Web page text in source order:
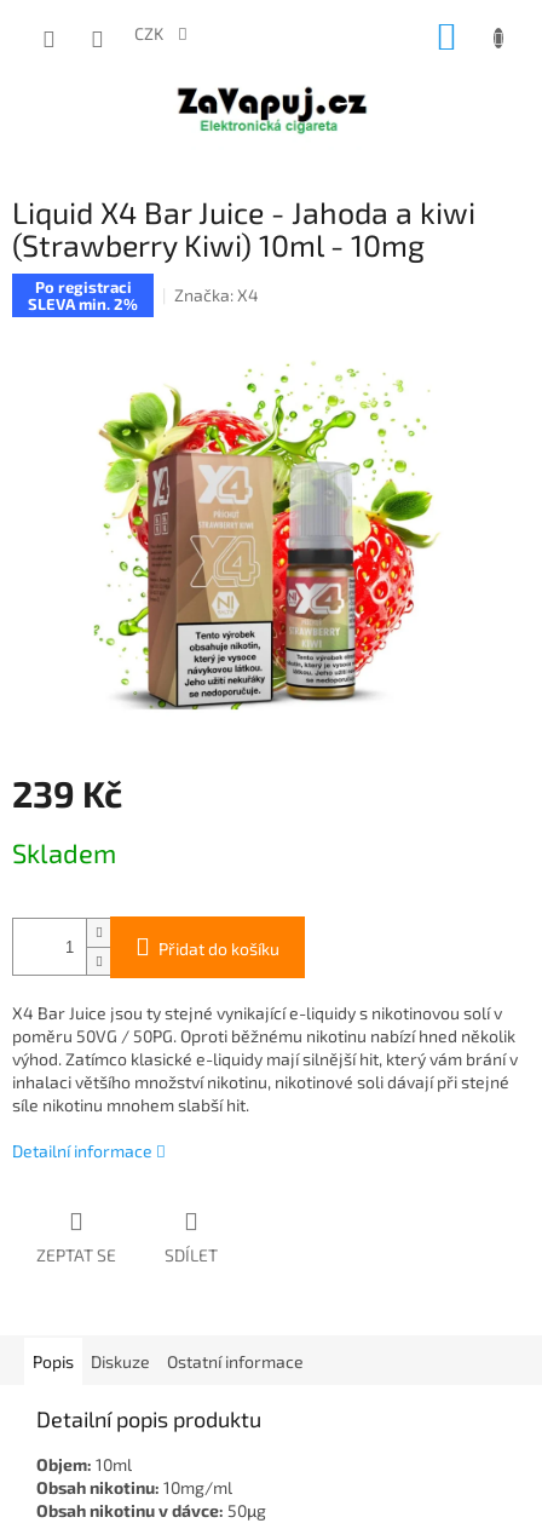
CZK
Liquid X4 Bar Juice - Jahoda a kiwi
(Strawberry Kiwi) 10ml - 10mg
Po registraci
SLEVA min. 2%
Značka:X4
239 Kč
cena:
Skladem
Přidat do košíku
X4 Bar Juice jsou ty stejné vynikající e-liquidy s nikotinovou solí v
poměru 50VG / 50PG. Oproti běžnému nikotinu nabízí hned několik
výhod. Zatímco klasické e-liquidy mají silnější hit, který vám brání v
inhalaci většího množství nikotinu, nikotinové soli dávají při stejné
síle nikotinu mnohem slabší hit.
Detailní informace
ZEPTAT SE SDÍLET
Popis Diskuze Ostatní informace
Detailní popis produktu
Objem: 10ml
Obsah nikotinu: 10mg/ml
Obsah nikotinu v dávce: 50μg